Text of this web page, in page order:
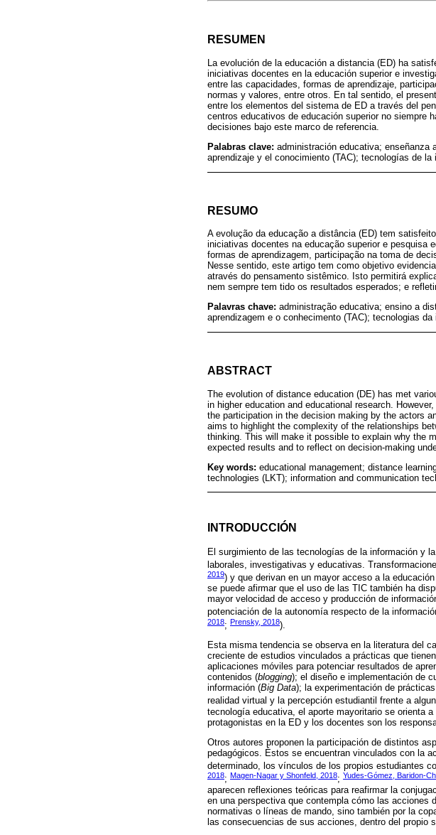
RESUMEN
La evolución de la educación a distancia (ED) ha
iniciativas docentes en la educación superior e
entre las capacidades, formas de aprendizaje,
normas y valores, entre otros. En tal sentido, el
entre los elementos del sistema de ED a través del
centros educativos de educación superior no siempre
decisiones bajo este marco de referencia.
Palabras clave: administración educativa; enseñanza
aprendizaje y el conocimiento (TAC); tecnologías de
RESUMO
A evolução da educação a distância (ED) tem
iniciativas docentes na educação superior e pesquisa
formas de aprendizagem, participação na toma de
Nesse sentido, este artigo tem como objetivo
através do pensamento sistêmico. Isto permitirá
nem sempre tem tido os resultados esperados; e
Palavras chave: administração educativa; ensino a
aprendizagem e o conhecimento (TAC); tecnologias
ABSTRACT
The evolution of distance education (DE) has met
in higher education and educational research.
the participation in the decision making by the actors
aims to highlight the complexity of the relationships
thinking. This will make it possible to explain why the
expected results and to reflect on decision-making
Key words: educational management; distance
technologies (LKT); information and communication
INTRODUCCIÓN
El surgimiento de las tecnologías de la información y
laborales, investigativas y educativas.
2019) y que derivan en un mayor acceso a la
se puede afirmar que el uso de las TIC también ha
mayor velocidad de acceso y producción de
potenciación de la autonomía respecto de la
2018; Prensky, 2018).
Esta misma tendencia se observa en la literatura del
creciente de estudios vinculados a prácticas que
aplicaciones móviles para potenciar resultados de
contenidos (blogging); el diseño e implementación de
información (Big Data); la experimentación de
realidad virtual y la percepción estudiantil frente a
tecnología educativa, el aporte mayoritario se orienta
protagonistas en la ED y los docentes son los
Otros autores proponen la participación de distintos
pedagógicos. Éstos se encuentran vinculados con la
determinado, los vínculos de los propios estudiantes
2018; Magen-Nagar y Shonfeld, 2018; Yudes-Gómez, Baridon-
aparecen reflexiones teóricas para reafirmar la
en una perspectiva que contempla cómo las
normativas o líneas de mando, sino también por la
las consecuencias de sus acciones, dentro del propio